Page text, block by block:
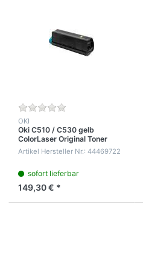
OKI
Oki C510 / C530 gelb
ColorLaser Original Toner
Kartusche für 5.000 Seiten
Artikel Hersteller Nr.: 44469722
sofort lieferbar
149,30 € *